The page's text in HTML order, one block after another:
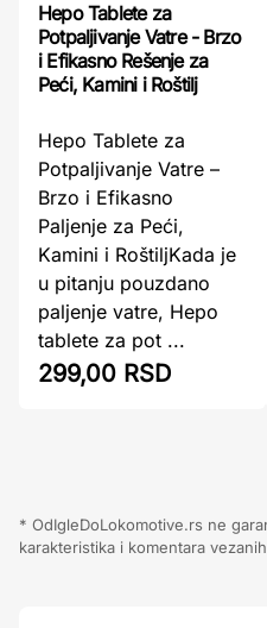
Hepo Tablete za
Potpaljivanje Vatre - Brzo
i Efikasno Rešenje za
Peći, Kamini i Roštilj
Hepo Tablete za
Potpaljivanje Vatre –
Brzo i Efikasno
Paljenje za Peći,
Kamini i RoštiljKada je
u pitanju pouzdano
paljenje vatre, Hepo
tablete za pot ...
299,00 RSD
* OdIgleDoLokomotive.rs ne
karakteristika i komentara